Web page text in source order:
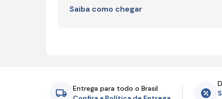
Saiba como chegar
Entrega para todo o Brasil